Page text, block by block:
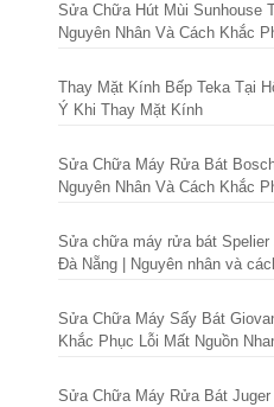
Sửa Chữa Hút Mùi Sunhouse
Nguyên Nhân Và Cách Khắc
Thay Mặt Kính Bếp Teka Tại
Ý Khi Thay Mặt Kính
Sửa Chữa Máy Rửa Bát
Nguyên Nhân Và Cách Khắc
Sửa chữa máy rửa bát Spelier
Đà Nẵng | Nguyên nhân và
Sửa Chữa Máy Sấy Bát
Khắc Phục Lỗi Mất Nguồn
Sửa Chữa Máy Rửa Bát Juger